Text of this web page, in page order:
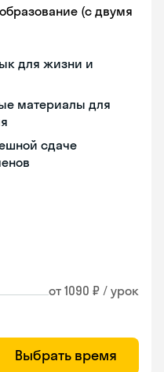
(с двумя
для жизни и
материалы для
сдаче
от 1090 ₽ / урок
Выбрать время